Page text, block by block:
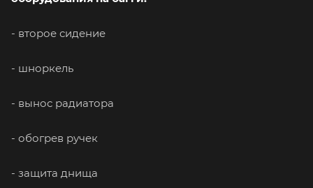
- второе сидение
- шноркель
- вынос радиатора
- обогрев ручек
- защита днища